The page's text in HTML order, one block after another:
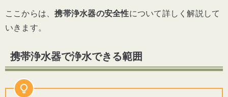
ここからは、携帯浄水器の安全性について詳しく解説して
いきます。
携帯浄水器で浄水できる範囲